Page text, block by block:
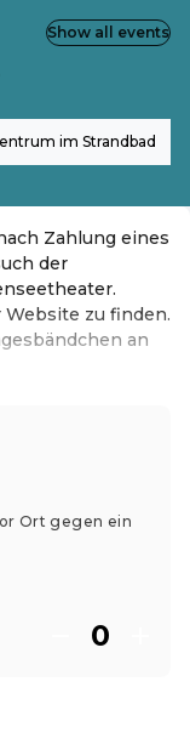
im Strandbad
Show all events
Zahlung eines
der
zu finden.
an
Ort gegen ein